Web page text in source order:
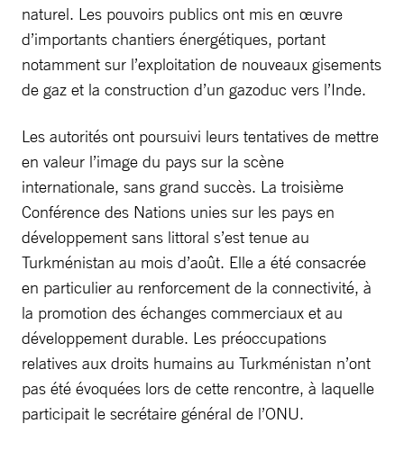
naturel. Les pouvoirs publics ont mis en œuvre
d’importants chantiers énergétiques, portant
notamment sur l’exploitation de nouveaux gisements
de gaz et la construction d’un gazoduc vers l’Inde.
Les autorités ont poursuivi leurs tentatives de mettre
en valeur l’image du pays sur la scène
internationale, sans grand succès. La troisième
Conférence des Nations unies sur les pays en
développement sans littoral s’est tenue au
Turkménistan au mois d’août. Elle a été consacrée
en particulier au renforcement de la connectivité, à
la promotion des échanges commerciaux et au
développement durable. Les préoccupations
relatives aux droits humains au Turkménistan n’ont
pas été évoquées lors de cette rencontre, à laquelle
participait le secrétaire général de l’ONU.